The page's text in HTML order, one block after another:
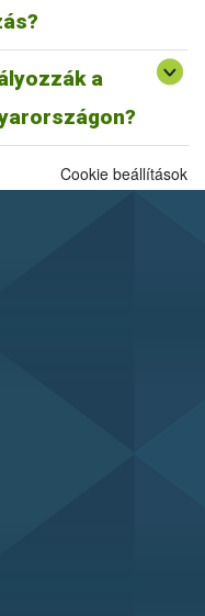
a
egyes állatfajok
Rendszeréről.
Cookie beállítások